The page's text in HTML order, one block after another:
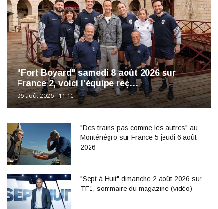
"Fort Boyard" samedi 8 août 2026 sur
France 2, voici l'équipe reç…
06 août 2026 - 11:10
"Des trains pas comme les autres" au
Monténégro sur France 5 jeudi 6 août
2026
"Sept à Huit" dimanche 2 août 2026 sur
TF1, sommaire du magazine (vidéo)